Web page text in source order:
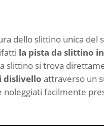
dello slittino unica del
la pista da slittino
slittino si trova
dislivello attraverso un
noleggiati facilmente